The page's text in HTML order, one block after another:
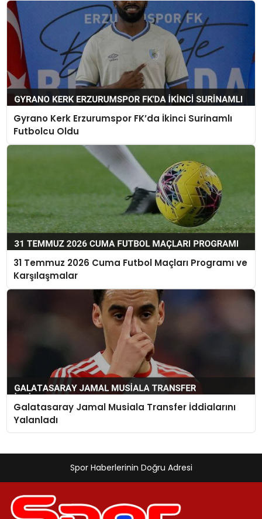
Gyrano Kerk Erzurumspor FK’da İkinci Surinamlı
Futbolcu Oldu
31 Temmuz 2026 Cuma Futbol Maçları Programı ve
Karşılaşmalar
Galatasaray Jamal Musiala Transfer İddialarını
Yalanladı
Spor Haberlerinin Doğru Adresi